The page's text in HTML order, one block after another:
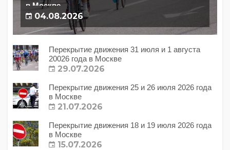
в Москве
04.08.2026
Перекрытие движения 31 июля и 1 августа
20026 года в Москве
29.07.2026
Перекрытие движения 25 и 26 июля 2026 года
в Москве
21.07.2026
Перекрытие движения 18 и 19 июля 2026 года
в Москве
15.07.2026